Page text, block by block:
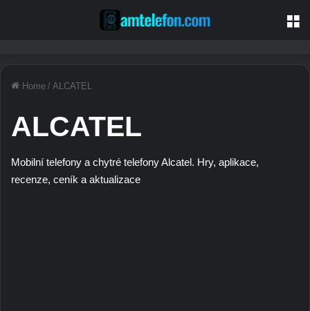
Home / ALCATEL
ALCATEL
Mobilní telefony a chytré telefony Alcatel. Hry, aplikace,
recenze, ceník a aktualizace